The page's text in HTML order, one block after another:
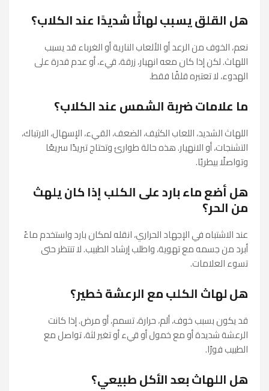
هل القلق يسبب لهاثًا شديدًا عند الكلاب؟
نعم، الخوف من الرعد أو الألعاب النارية أو الغرباء قد يسبب
اللهاث. لكن إذا كان معه انهيار، زرقة، قيء، أو عدم قدرة على
الهدوء، لا تعتبره قلقًا فقط.
ما علامات ضربة الشمس عند الكلاب؟
اللهاث الشديد، اللعاب الكثيف، الضعف، القيء، الإسهال، الارتباك،
التشنجات، أو الانهيار. هذه حالة طوارئ وتحتاج تبريدًا سريعًا
وتواصلًا بيطريًا.
هل أضع ماء بارد على الكلب إذا كان يلهث
من الحر؟
عند الاشتباه في الإجهاد الحراري، انقله لمكان بارد واستخدم ماءً
أبرد من جسمه مع تهوية، واطلب إرشاد الطبيب. لا تنتظر حتى
تسوء العلامات.
هل لهاث الكلب مع الرعشة خطير؟
قد يكون بسبب خوف، ألم، حرارة، تسمم، أو مرض. إذا كانت
الرعشة شديدة أو مع خمول أو قيء أو تغير لثة، تواصل مع
الطبيب فورًا.
هل اللهاث بعد الأكل طبيعي؟